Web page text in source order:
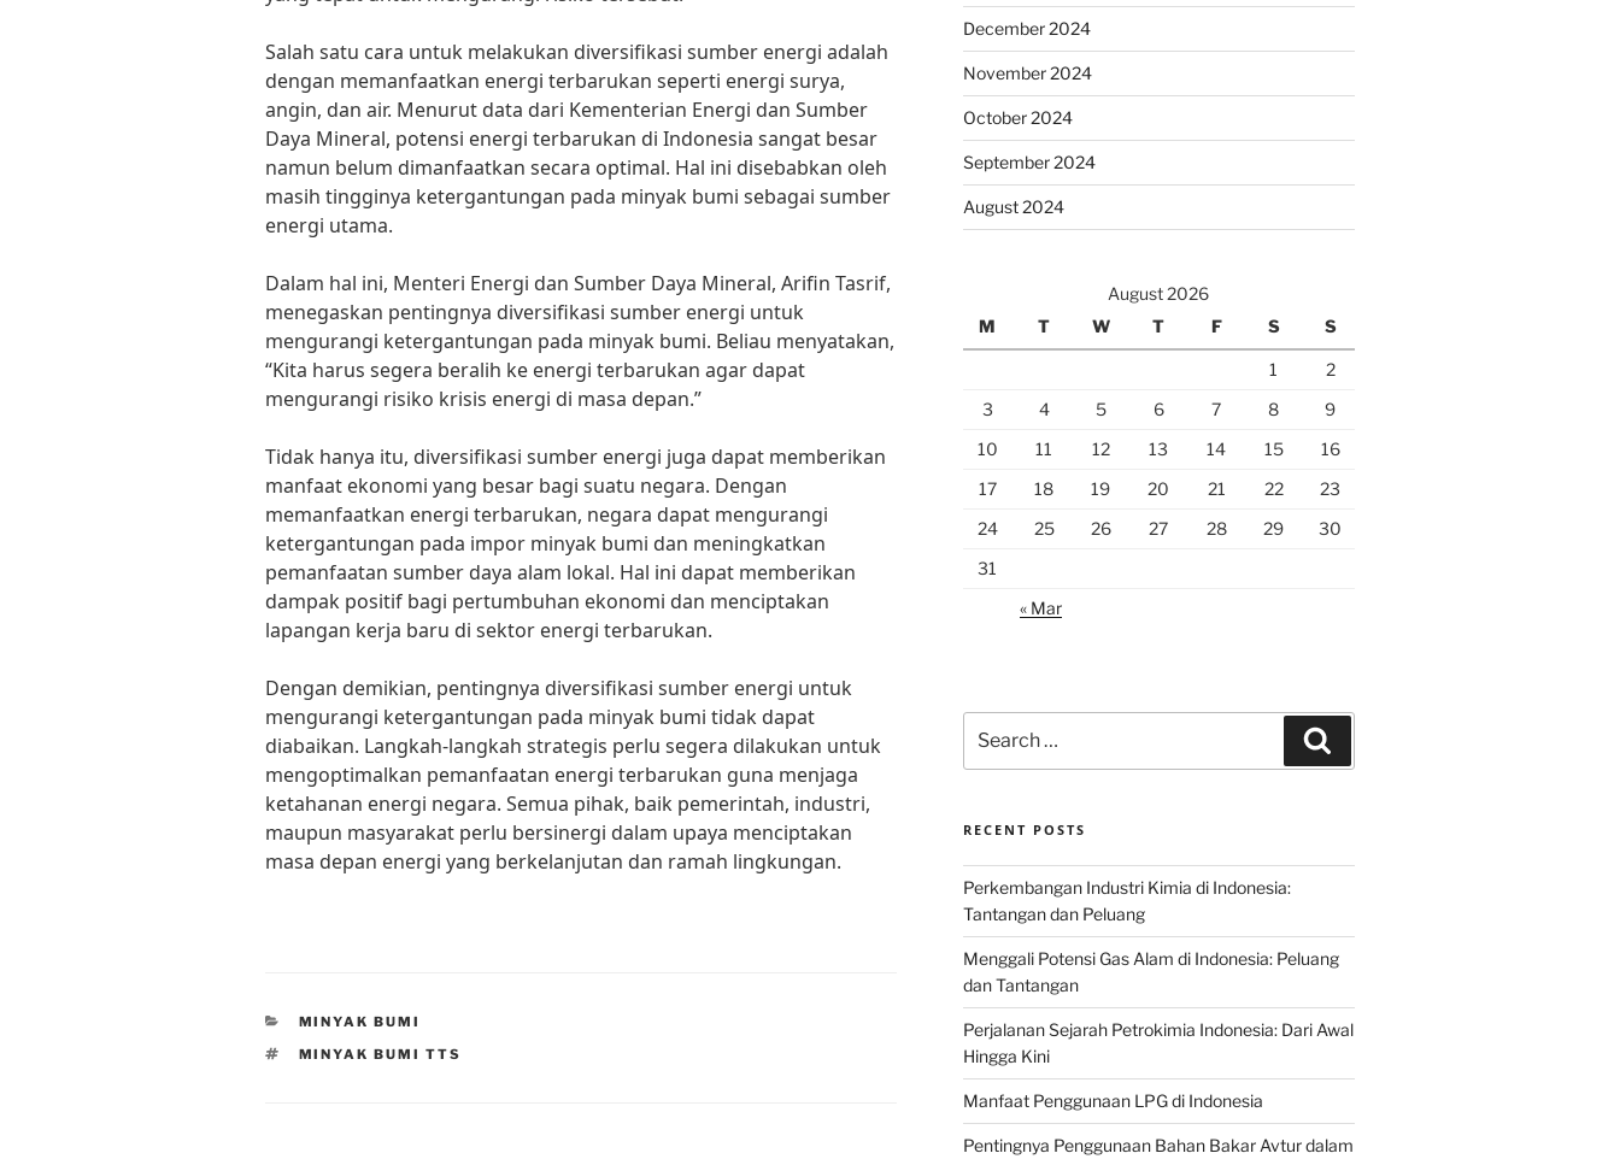
Salah satu cara untuk melakukan diversifikasi sumber energi adalah
dengan memanfaatkan energi terbarukan seperti energi surya,
angin, dan air. Menurut data dari Kementerian Energi dan Sumber
Daya Mineral, potensi energi terbarukan di Indonesia sangat besar
namun belum dimanfaatkan secara optimal. Hal ini disebabkan oleh
masih tingginya ketergantungan pada minyak bumi sebagai sumber
energi utama.
Dalam hal ini, Menteri Energi dan Sumber Daya Mineral, Arifin Tasrif,
menegaskan pentingnya diversifikasi sumber energi untuk
mengurangi ketergantungan pada minyak bumi. Beliau menyatakan,
“Kita harus segera beralih ke energi terbarukan agar dapat
mengurangi risiko krisis energi di masa depan.”
Tidak hanya itu, diversifikasi sumber energi juga dapat memberikan
manfaat ekonomi yang besar bagi suatu negara. Dengan
memanfaatkan energi terbarukan, negara dapat mengurangi
ketergantungan pada impor minyak bumi dan meningkatkan
pemanfaatan sumber daya alam lokal. Hal ini dapat memberikan
dampak positif bagi pertumbuhan ekonomi dan menciptakan
lapangan kerja baru di sektor energi terbarukan.
Dengan demikian, pentingnya diversifikasi sumber energi untuk
mengurangi ketergantungan pada minyak bumi tidak dapat
diabaikan. Langkah-langkah strategis perlu segera dilakukan untuk
mengoptimalkan pemanfaatan energi terbarukan guna menjaga
ketahanan energi negara. Semua pihak, baik pemerintah, industri,
maupun masyarakat perlu bersinergi dalam upaya menciptakan
masa depan energi yang berkelanjutan dan ramah lingkungan.
CATEGORIES
MINYAK BUMI
TAGS
MINYAK BUMI TTS
December 2024
November 2024
October 2024
September 2024
August 2024
August 2026
M
T W T F S S
1
2
3
4 5 6 7 8
9
10
11 12 13 14 15
16
17
18 19 20 21 22
23
24
25 26 27 28 29
30
31
« Mar
for:
RECENT POSTS
Perkembangan Industri Kimia di Indonesia:
Tantangan dan Peluang
Menggali Potensi Gas Alam di Indonesia: Peluang
dan Tantangan
Perjalanan Sejarah Petrokimia Indonesia: Dari Awal
Hingga Kini
Manfaat Penggunaan LPG di Indonesia
Pentingnya Penggunaan Bahan Bakar Avtur dalam